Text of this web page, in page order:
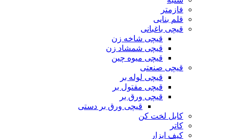
فازمتر
قلم بنایی
قیچی باغبانی
قیچی شاخه زن
قیچی شمشاد زن
قیچی میوه چین
قیچی صنعتی
قیچی لوله بر
قیچی مفتول بر
قیچی ورق بر
قیچی ورق بر دستی
کابل لخت کن
کاتر
کیف ابزار